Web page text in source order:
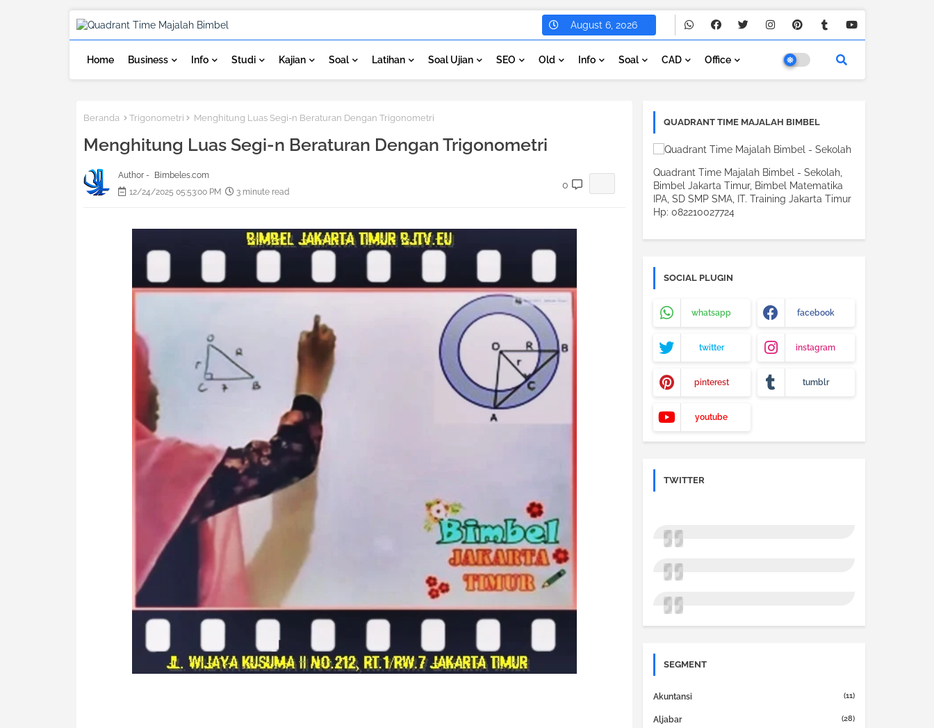
August 6, 2026
Home Business Info Studi Kajian Soal Latihan Soal Ujian SEO Old Info Soal CAD Office
Beranda Trigonometri Menghitung Luas Segi-n Beraturan Dengan Trigonometri
Menghitung Luas Segi-n Beraturan Dengan Trigonometri
Author -
Bimbeles.com
12/24/2025 05:53:00 PM
3 minute read
0
QUADRANT TIME MAJALAH BIMBEL
Quadrant Time Majalah Bimbel - Sekolah,
Bimbel Jakarta Timur, Bimbel Matematika
IPA, SD SMP SMA, IT. Training Jakarta Timur
Hp: 082210027724
SOCIAL PLUGIN
whatsapp facebook
twitter instagram
pinterest tumblr
youtube
TWITTER
SEGMENT
Akuntansi (11)
Aljabar (28)